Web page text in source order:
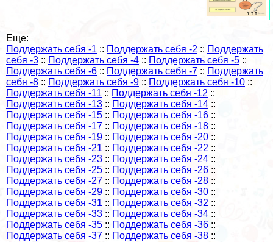
Еще:
Поддержать себя -1 :: Поддержать себя -2 :: Поддержать
себя -3 :: Поддержать себя -4 :: Поддержать себя -5 ::
Поддержать себя -6 :: Поддержать себя -7 :: Поддержать
себя -8 :: Поддержать себя -9 :: Поддержать себя -10 ::
Поддержать себя -11 :: Поддержать себя -12 ::
Поддержать себя -13 :: Поддержать себя -14 ::
Поддержать себя -15 :: Поддержать себя -16 ::
Поддержать себя -17 :: Поддержать себя -18 ::
Поддержать себя -19 :: Поддержать себя -20 ::
Поддержать себя -21 :: Поддержать себя -22 ::
Поддержать себя -23 :: Поддержать себя -24 ::
Поддержать себя -25 :: Поддержать себя -26 ::
Поддержать себя -27 :: Поддержать себя -28 ::
Поддержать себя -29 :: Поддержать себя -30 ::
Поддержать себя -31 :: Поддержать себя -32 ::
Поддержать себя -33 :: Поддержать себя -34 ::
Поддержать себя -35 :: Поддержать себя -36 ::
Поддержать себя -37 :: Поддержать себя -38 ::